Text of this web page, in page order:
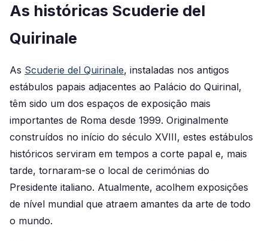
As históricas Scuderie del
Quirinale
As Scuderie del Quirinale, instaladas nos antigos
estábulos papais adjacentes ao Palácio do Quirinal,
têm sido um dos espaços de exposição mais
importantes de Roma desde 1999. Originalmente
construídos no início do século XVIII, estes estábulos
históricos serviram em tempos a corte papal e, mais
tarde, tornaram-se o local de cerimónias do
Presidente italiano. Atualmente, acolhem exposições
de nível mundial que atraem amantes da arte de todo
o mundo.